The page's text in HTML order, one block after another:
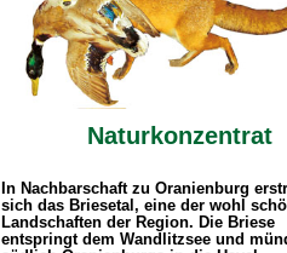
Naturkonzentrat
In Nachbarschaft zu Oranienburg
sich das Briesetal, eine der wohl
Landschaften der Region. Die Briese
entspringt dem Wandlitzsee und